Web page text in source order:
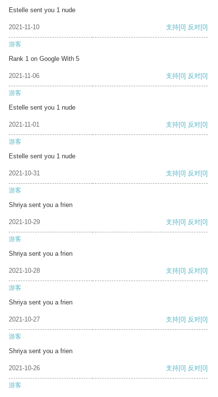
Estelle sent you 1 nude
2021-11-10 支持[0] 反对[0]
游客
Rank 1 on Google With 5
2021-11-06 支持[0] 反对[0]
游客
Estelle sent you 1 nude
2021-11-01 支持[0] 反对[0]
游客
Estelle sent you 1 nude
2021-10-31 支持[0] 反对[0]
游客
Shriya sent you a frien
2021-10-29 支持[0] 反对[0]
游客
Shriya sent you a frien
2021-10-28 支持[0] 反对[0]
游客
Shriya sent you a frien
2021-10-27 支持[0] 反对[0]
游客
Shriya sent you a frien
2021-10-26 支持[0] 反对[0]
游客